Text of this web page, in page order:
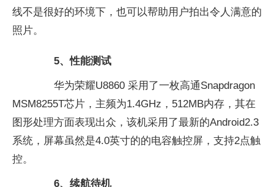
线不是很好的环境下，也可以帮助用户拍出令人满意的
照片。
5、性能测试
华为荣耀U8860 采用了一枚高通Snapdragon
MSM8255T芯片，主频为1.4GHz，512MB内存，其在
图形处理方面表现出众，该机采用了最新的Android2.3
系统，屏幕虽然是4.0英寸的的电容触控屏，支持2点触
控。
6、续航待机